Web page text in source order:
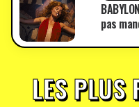
pas
LES PLUS